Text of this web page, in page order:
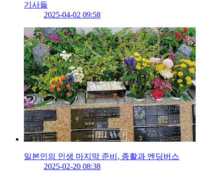
기사들
2025-04-02 09:58
일본인의 인생 마지막 준비, 종활과 엔딩버스
2025-02-20 08:38